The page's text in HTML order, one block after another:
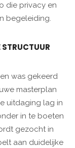
die privacy en
begeleiding.
STRUCTUUR
was gekeerd
masterplan
uitdaging lag in
in te boeten
gezocht in
aan duidelijke